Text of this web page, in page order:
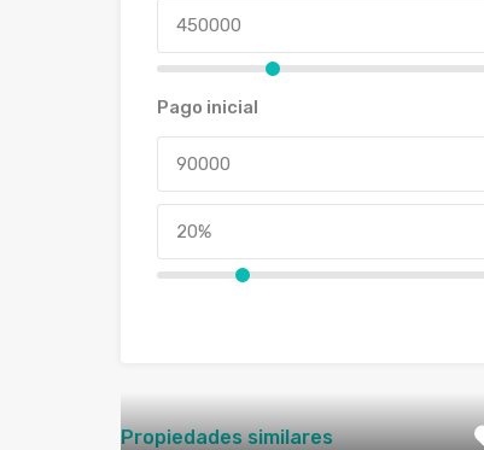
Pago inicial
Propiedades similares